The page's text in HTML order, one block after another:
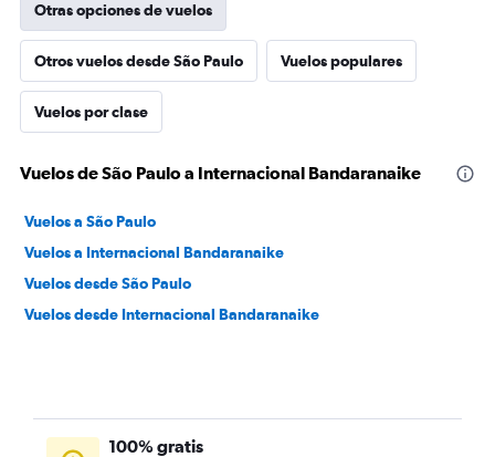
Otras opciones de vuelos
Otros vuelos desde São Paulo Vuelos populares
Vuelos por clase
Vuelos de São Paulo a Internacional Bandaranaike
Vuelos a São Paulo
Vuelos a Internacional Bandaranaike
Vuelos desde São Paulo
Vuelos desde Internacional Bandaranaike
100% gratis